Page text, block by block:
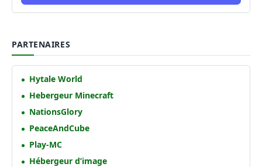
PARTENAIRES
Hytale World
Hebergeur Minecraft
NationsGlory
PeaceAndCube
Play-MC
Hébergeur d’image